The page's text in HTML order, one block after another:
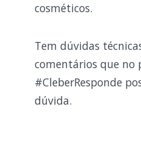
cosméticos.
Tem dúvidas
comentários que no
#CleberResponde
dúvida.